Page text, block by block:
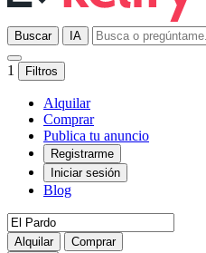
Buscar IA
1 Filtros
Alquilar
Comprar
Publica tu anuncio
Registrarme
Iniciar sesión
Blog
Alquilar
Comprar